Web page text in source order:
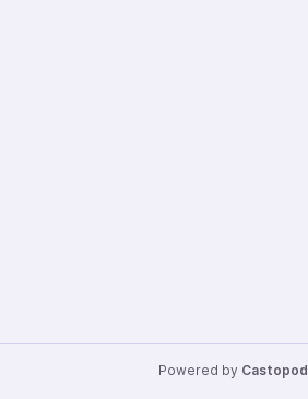
Powered by Castopod